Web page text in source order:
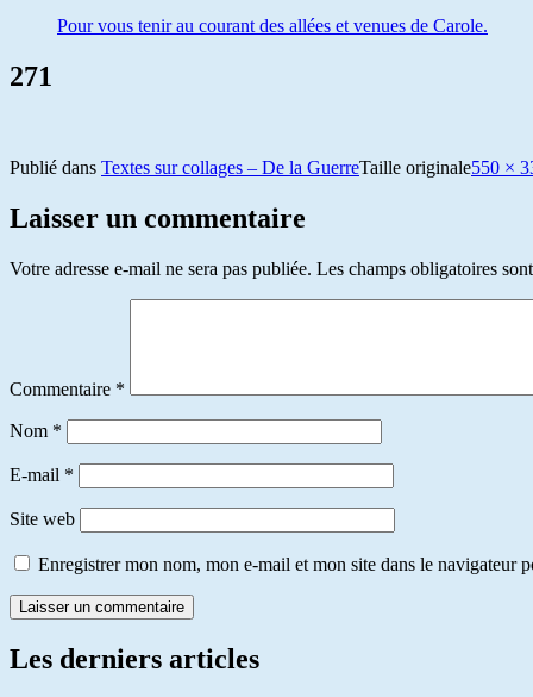
Pour vous tenir au courant des allées et venues de Carole.
271
Publié dans Textes sur collages – De la GuerreTaille originale550 ×
Laisser un commentaire
Votre adresse e-mail ne sera pas publiée. Les champs obligatoires
Commentaire *
Nom *
E-mail *
Site web
Enregistrer mon nom, mon e-mail et mon site dans le navigateur
Les derniers articles